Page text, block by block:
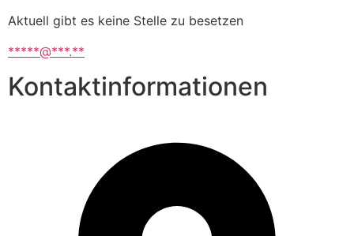
Aktuell gibt es keine Stelle zu besetzen
*****@***.**
Kontaktinformationen